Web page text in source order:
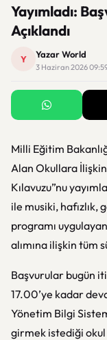
Yayımladı:
Açıklandı
Y Yazar World
3 Haziran 2026 09:59
Milli Eğitim
Alan Okullara
Kılavuzu”nu
ile musiki,
programı
alımına ilişkin tüm
Başvurular bugün
17.00’ye kadar
Yönetim Bilgi
girmek istediği